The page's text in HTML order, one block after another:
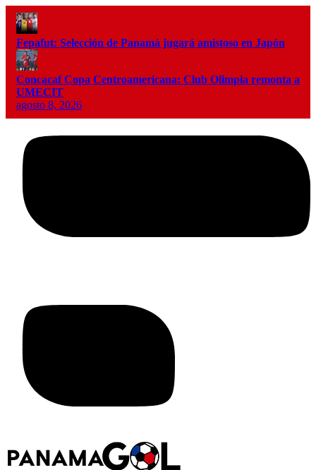
Fepafut: Selección de Panamá jugará amistoso en Japón
Concacaf Copa Centroamericana: Club Olimpia remonta a
UMECIT
agosto 8, 2026